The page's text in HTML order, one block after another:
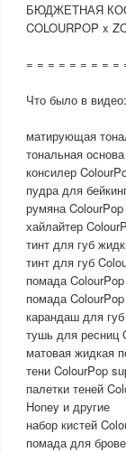
БЮДЖЕТНАЯ
COLOURPOP x
= = = = = = = = =
Что было в видео:
матирующая
тональная
консилер
пудра для
румяна
хайлайтер
тинт для губ
тинт для губ
помада
помада
карандаш для
тушь для ресниц
матовая жидкая
тени ColourPop
палетки теней
Honey и другие
набор кистей
помада для